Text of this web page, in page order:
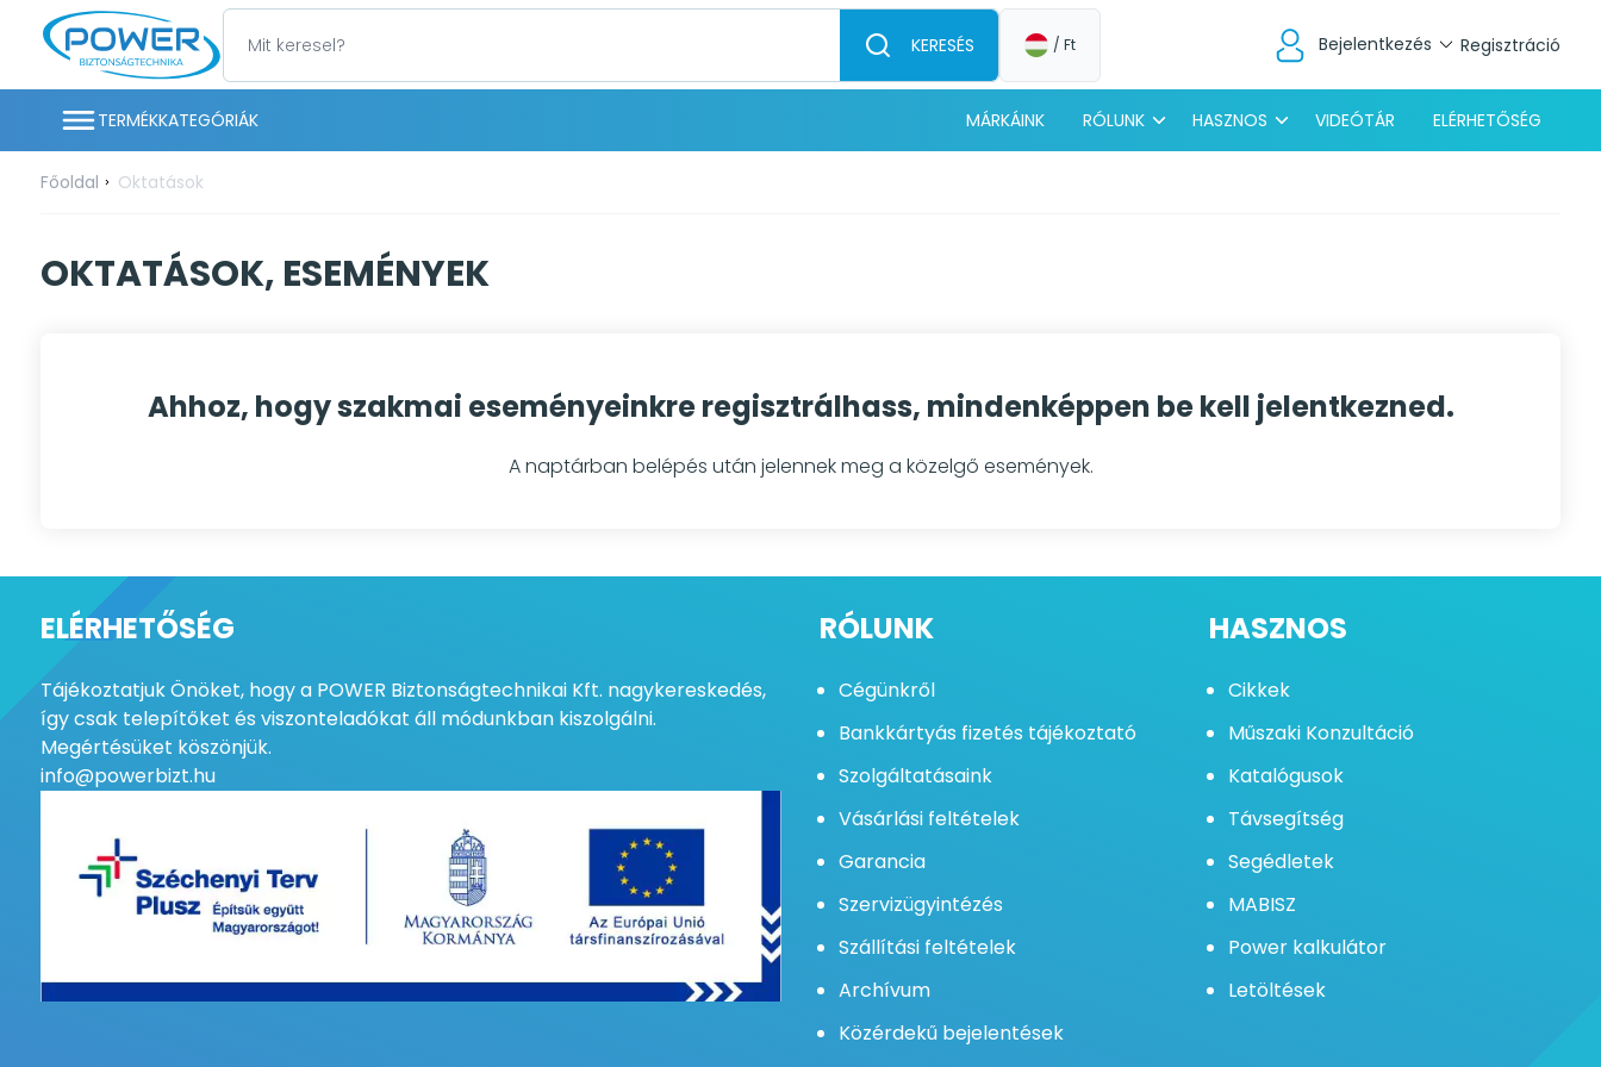
TERMÉKKATEGÓRIÁK
KERESÉS / Ft Bejelentkezés Regisztráció
MÁRKÁINK RÓLUNK HASZNOS VIDEÓTÁR ELÉRHETŐSÉG
Főoldal Oktatások
OKTATÁSOK, ESEMÉNYEK
Ahhoz, hogy szakmai eseményeinkre regisztrálhass, mindenképpen be kell jelentkezned.
A naptárban belépés után jelennek meg a közelgő események.
ELÉRHETŐSÉG
Tájékoztatjuk Önöket, hogy a POWER Biztonságtechnikai Kft. nagykereskedés,
így csak telepítőket és viszonteladókat áll módunkban kiszolgálni.
Megértésüket köszönjük.
info@powerbizt.hu
RÓLUNK
Cégünkről
Bankkártyás fizetés tájékoztató
Szolgáltatásaink
Vásárlási feltételek
Garancia
Szervizügyintézés
Szállítási feltételek
Archívum
Közérdekű bejelentések
HASZNOS
Cikkek
Műszaki Konzultáció
Katalógusok
Távsegítség
Segédletek
MABISZ
Power kalkulátor
Letöltések